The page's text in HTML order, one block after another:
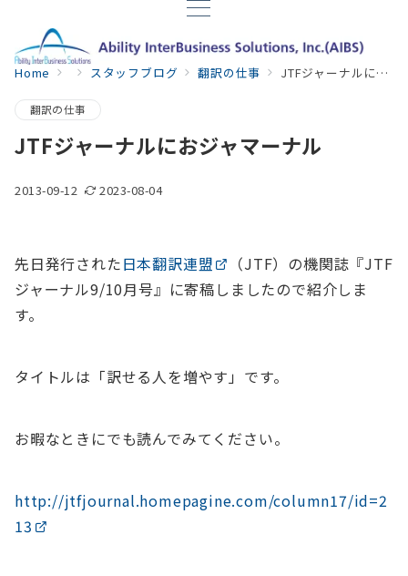
Home スタッフブログ 翻訳の仕事 JTFジャーナルにおジャマーナル
翻訳の仕事
JTFジャーナルにおジャマーナル
2013-09-12 2023-08-04
先日発行された日本翻訳連盟
（JTF）の機関誌『JTF
ジャーナル9/10月号』に寄稿しましたので紹介しま
す。
タイトルは「訳せる人を増やす」です。
お暇なときにでも読んでみてください。
http://jtfjournal.homepagine.com/column17/id=2
13